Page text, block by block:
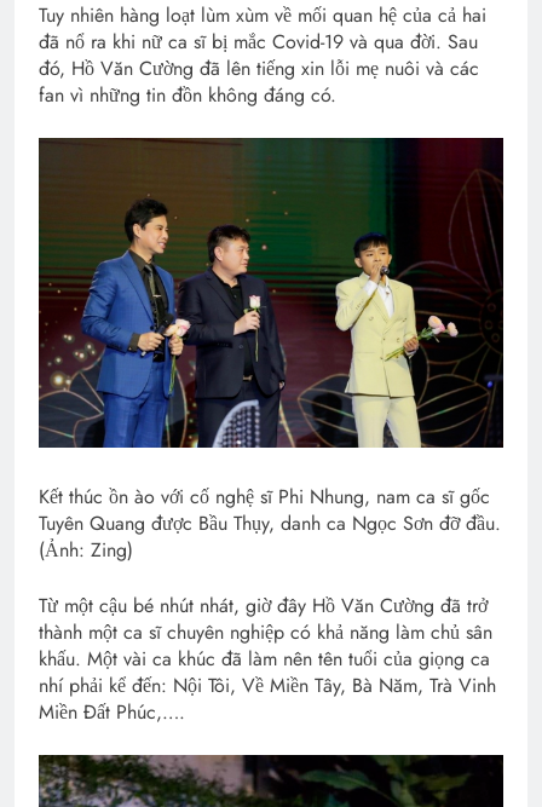
Tuy nhiên hàng loạt lùm xùm về mối quan hệ của cả hai
đã nổ ra khi nữ ca sĩ bị mắc Covid-19 và qua đời. Sau
đó, Hồ Văn Cường đã lên tiếng xin lỗi mẹ nuôi và các
fan vì những tin đồn không đáng có.
Kết thúc ồn ào với cố nghệ sĩ Phi Nhung, nam ca sĩ gốc
Tuyên Quang được Bầu Thụy, danh ca Ngọc Sơn đỡ đầu.
(Ảnh: Zing)
Từ một cậu bé nhút nhát, giờ đây Hồ Văn Cường đã trở
thành một ca sĩ chuyên nghiệp có khả năng làm chủ sân
khấu. Một vài ca khúc đã làm nên tên tuổi của giọng ca
nhí phải kể đến: Nội Tôi, Về Miền Tây, Bà Năm, Trà Vinh
Miền Đất Phúc,….